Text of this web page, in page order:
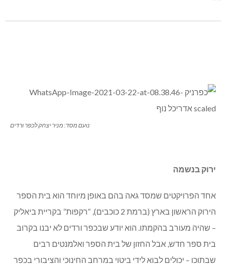
ירוק בנשמה
אחד הפרויקטים שמסד גאה בהם באופן מיוחד הוא בית הספר